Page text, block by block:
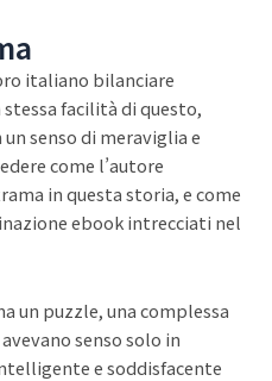
italiano bilanciare
facilità di questo,
senso di meraviglia e
come l’autore
in questa storia, e come
ebook intrecciati nel
un puzzle, una complessa
senso solo in
e soddisfacente